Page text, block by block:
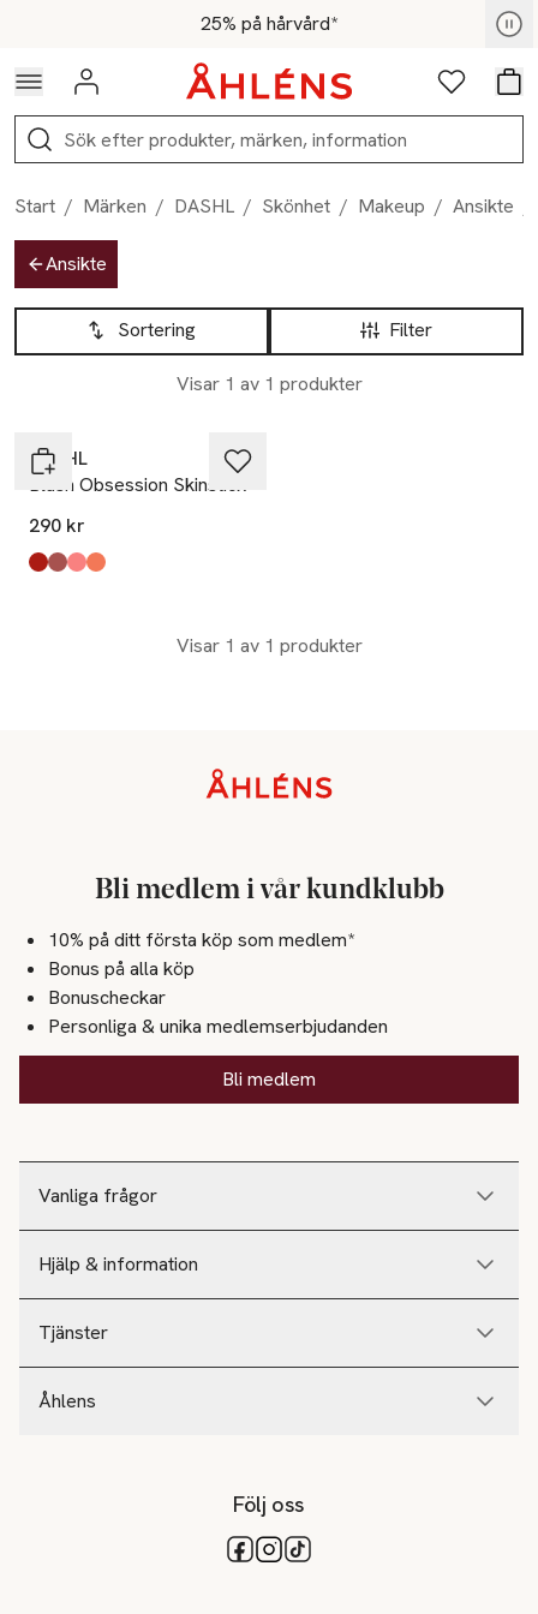
Hoppa till navigationsmenyn25% på hårvård*
För medlemmar - Shoppa nu
Logga in Favoriter
Sök
Start / Märken / DASHL / Skönhet / Makeup / Ansikte
Hoppa till produktsidan
Ansikte
Hoppa till produktsidan
Filter
Sortering
Visar 1 av 1 produkter
Lista över produkter
DASHL
Blush Obsession Skinstick
290 kr
Produkten finns i färgerna:
Spicy Marg
Rosy Mauve
Pink Muse
Peachy Glow
Visar 1 av 1 produkter
Vanliga frågor
Hjälp & information
Tjänster
Åhlens
Bli medlem i vår kundklubb
10% på ditt första köp som medlem*
Bonus på alla köp
Bonuscheckar
Personliga & unika medlemserbjudanden
Bli medlem
Följ oss